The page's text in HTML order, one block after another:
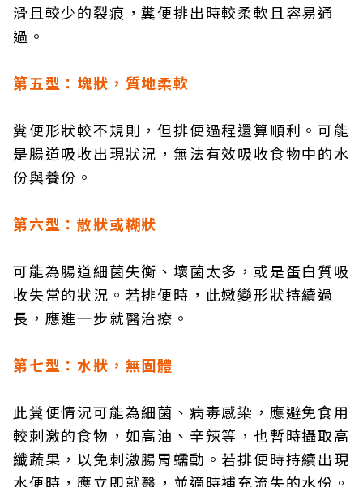
滑且較少的裂痕，糞便排出時較柔軟且容易通
過。
第五型：塊狀，質地柔軟
糞便形狀較不規則，但排便過程還算順利。可能
是腸道吸收出現狀況，無法有效吸收食物中的水
份與養份。
第六型：散狀或糊狀
可能為腸道細菌失衡、壞菌太多，或是蛋白質吸
收失常的狀況。若排便時，此嫩變形狀持續過
長，應進一步就醫治療。
第七型：水狀，無固體
此糞便情況可能為細菌、病毒感染，應避免食用
較刺激的食物，如高油、辛辣等，也暫時攝取高
纖蔬果，以免刺激腸胃蠕動。若排便時持續出現
水便時，應立即就醫，並適時補充流失的水份。